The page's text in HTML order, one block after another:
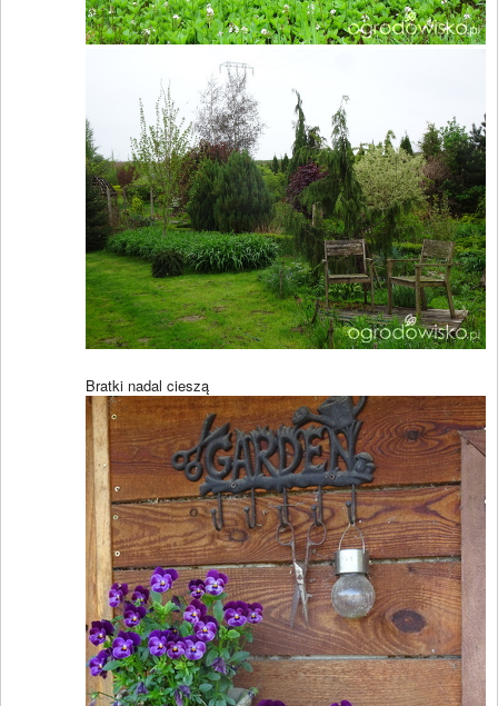
Bratki nadal cieszą